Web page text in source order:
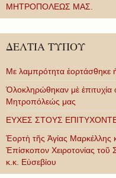
ΜΗΤΡΟΠΟΛΕΩΣ ΜΑΣ.
ΔΕΛΤΙΑ ΤΥΠΟΥ
Με λαμπρότητα ἑορτάσθηκε
Ὁλοκληρώθηκαν μὲ ἐπιτυχία
Μητροπόλεώς μας
ΕΥΧΕΣ ΣΤΟΥΣ
Ἑορτὴ τῆς Ἁγίας Μαρκέλλης
Ἐπίσκοπον Χειροτονίας
κ.κ. Εὐσεβίου